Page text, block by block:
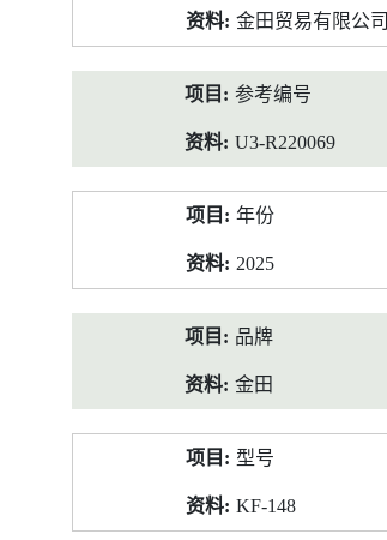
料
金田贸易有限公司
参考编号
U3-R220069
年份
2025
品牌
金田
型号
KF-148